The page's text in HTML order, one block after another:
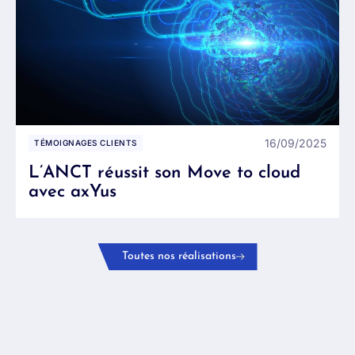
TÉMOIGNAGES CLIENTS 16/09/2025
L’ANCT réussit son Move to cloud
avec axYus
Toutes nos réalisations